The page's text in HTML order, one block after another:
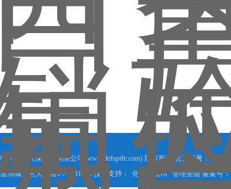
料制品（深圳）有限公司(www.defuptfe.com) 版权所有 总访问量：98287
润城社区大和路1-7号B1403 技术支持：
化工仪器网 管理登陆备案号：